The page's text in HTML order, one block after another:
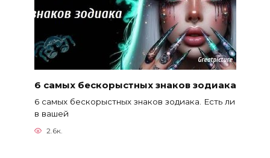
6 самых бескорыстных знаков зодиака
6 самых бескорыстных знаков зодиака. Есть ли
в вашей
2.6к.